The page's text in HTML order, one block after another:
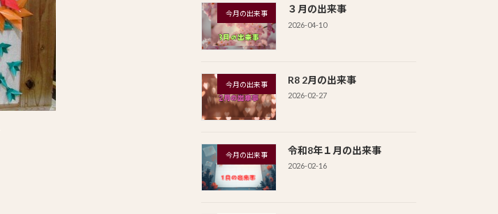
今月の出来事 ３月の出来事
2026-04-10
今月の出来事 R8 2月の出来事
2026-02-27
今月の出来事 令和8年１月の出来事
2026-02-16